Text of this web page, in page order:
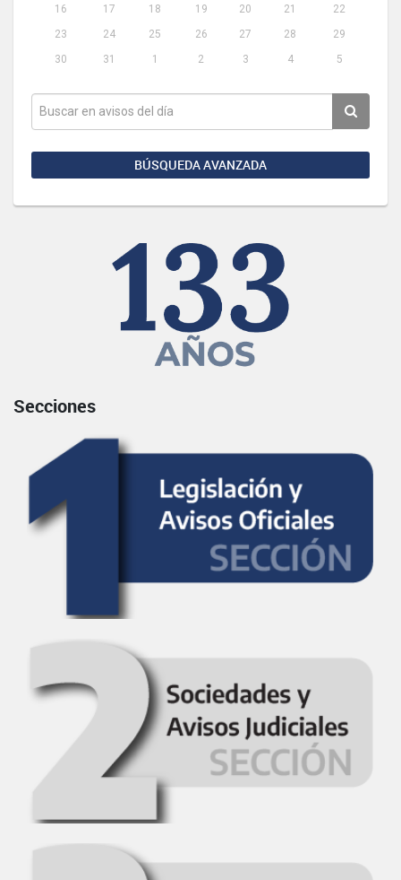
16
17 18 19 20 21
22
23
24 25 26 27 28
29
30
31 1 2 3 4 5
BÚSQUEDA AVANZADA
Secciones